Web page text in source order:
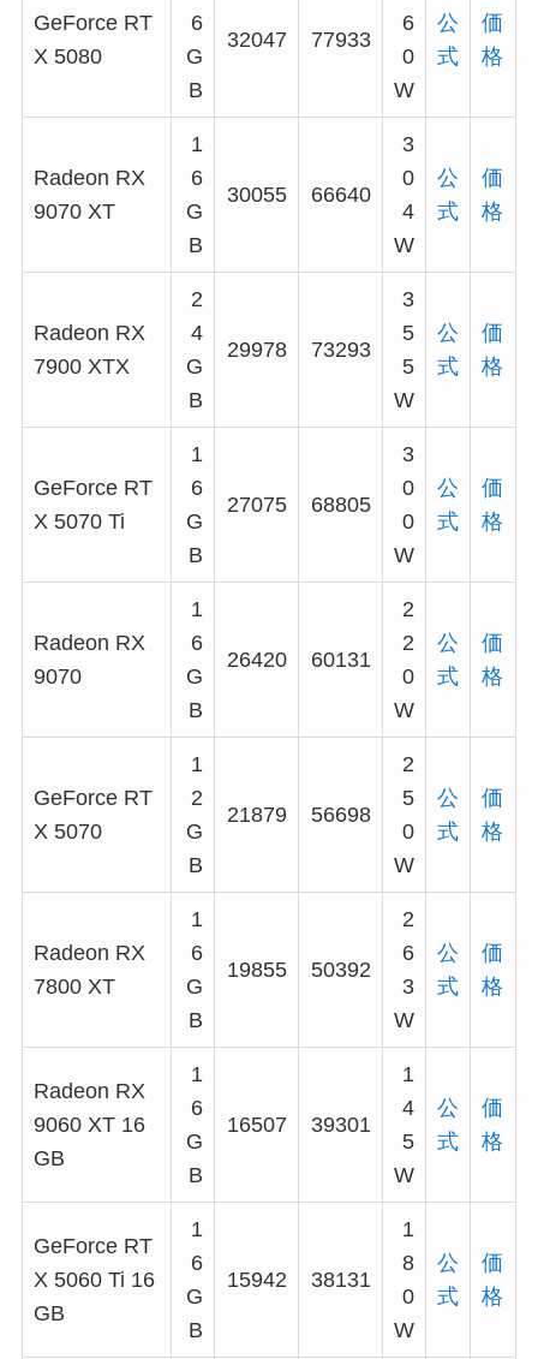
GeForce RT
X 5080
6
G
B
32047 77933
6
0
W
公
式
価
格
Radeon RX
9070 XT
1
6
G
B
30055 66640
3
0
4
W
公
式
価
格
Radeon RX
7900 XTX
2
4
G
B
29978 73293
3
5
5
W
公
式
価
格
GeForce RT
X 5070 Ti
1
6
G
B
27075 68805
3
0
0
W
公
式
価
格
Radeon RX
9070
1
6
G
B
26420 60131
2
2
0
W
公
式
価
格
GeForce RT
X 5070
1
2
G
B
21879 56698
2
5
0
W
公
式
価
格
Radeon RX
7800 XT
1
6
G
B
19855 50392
2
6
3
W
公
式
価
格
Radeon RX
9060 XT 16
GB
1
6
G
B
16507 39301
1
4
5
W
公
式
価
格
GeForce RT
X 5060 Ti 16
GB
1
6
G
B
15942 38131
1
8
0
W
公
式
価
格